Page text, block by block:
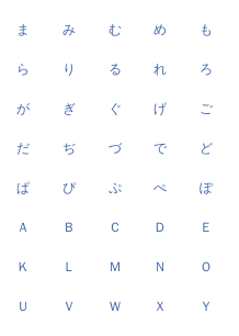
ま み む め も
ら り る れ ろ
が ぎ ぐ げ ご
だ ぢ づ で ど
ぱ ぴ ぷ ぺ ぽ
Ａ Ｂ Ｃ Ｄ Ｅ
Ｋ Ｌ Ｍ Ｎ Ｏ
Ｕ Ｖ Ｗ Ｘ Ｙ